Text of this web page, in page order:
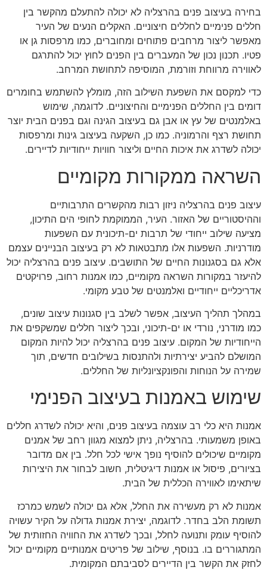
בחירה בעיצוב פנים בהרצליה לא יכולה להתעלם מהקשר בין
חללים פנימיים לחללים חיצוניים. האקלים הנעים של העיר
מאפשר ליצור מרחבים פתוחים ומחוברים, כמו מרפסות גן או
פטיו. תכנון נכון של המעברים בין הפנים לחוץ יכול להתרגם
לאווירה מרווחת וזורמת, המוסיפה לתחושת המרחב.
כדי למקסם את השפעת השילוב הזה, מומלץ להשתמש בחומרים
דומים בין החללים הפנימיים והחיצוניים. לדוגמה, שימוש
באלמנטים של עץ או אבן גם בעיצוב הגינה וגם בפנים הבית יוצר
תחושת רצף והרמוניה. כמו כן, השקעה בעיצוב גינות ומרפסות
יכולה לשדרג את איכות החיים וליצור חוויות ייחודיות לדיירים.
השראה ממקורות מקומיים
עיצוב פנים בהרצליה ניזון רבות מהקשרים התרבותיים
וההיסטוריים של האזור. העיר, הממוקמת לחופי הים התיכון,
מציעה שילוב ייחודי של תרבות ים-תיכונית עם השפעות
מודרניות. השפעות אלו מתבטאות לא רק בעיצוב הבניינים עצמם
אלא גם בסגנונות החיים של התושבים. עיצוב פנים בהרצליה יכול
להיעזר במקורות השראה מקומיים, כמו אמנות רחוב, פרויקטים
אדריכליים ייחודיים ואלמנטים של טבע מקומי.
במהלך תהליך העיצוב, אפשר לשלב בין סגנונות עיצוב שונים,
כמו מודרני, נורדי או ים-תיכוני, ובכך ליצור חללים שמשקפים את
הייחודיות של המקום. עיצוב פנים בהרצליה יכול להיות המקום
המושלם להביע יצירתיות ולהתנסות בשילובים חדשים, תוך
שמירה על הנוחות והפונקציונליות של החללים.
שימוש באמנות בעיצוב הפנימי
אמנות היא כלי רב עוצמה בעיצוב פנים, והיא יכולה לשדרג חללים
באופן משמעותי. בהרצליה, ניתן למצוא מגוון רחב של אמנים
מקומיים שיכולים להוסיף נופך אישי לכל חלל. בין אם מדובר
בציורים, פיסול או אמנות דיגיטלית, חשוב לבחור את היצירות
שיתאימו לאווירה הכללית של הבית.
אמנות לא רק מעשירה את החלל, אלא גם יכולה לשמש כמרכז
תשומת הלב בחדר. לדוגמה, יצירת אמנות גדולה על הקיר עשויה
להוסיף עומק ותנועה לחלל, ובכך לשדרג את החוויה החזותית של
המתגוררים בו. בנוסף, שילוב של פריטים אמנותיים מקומיים יכול
לחזק את הקשר בין הדיירים לסביבתם המקומית.